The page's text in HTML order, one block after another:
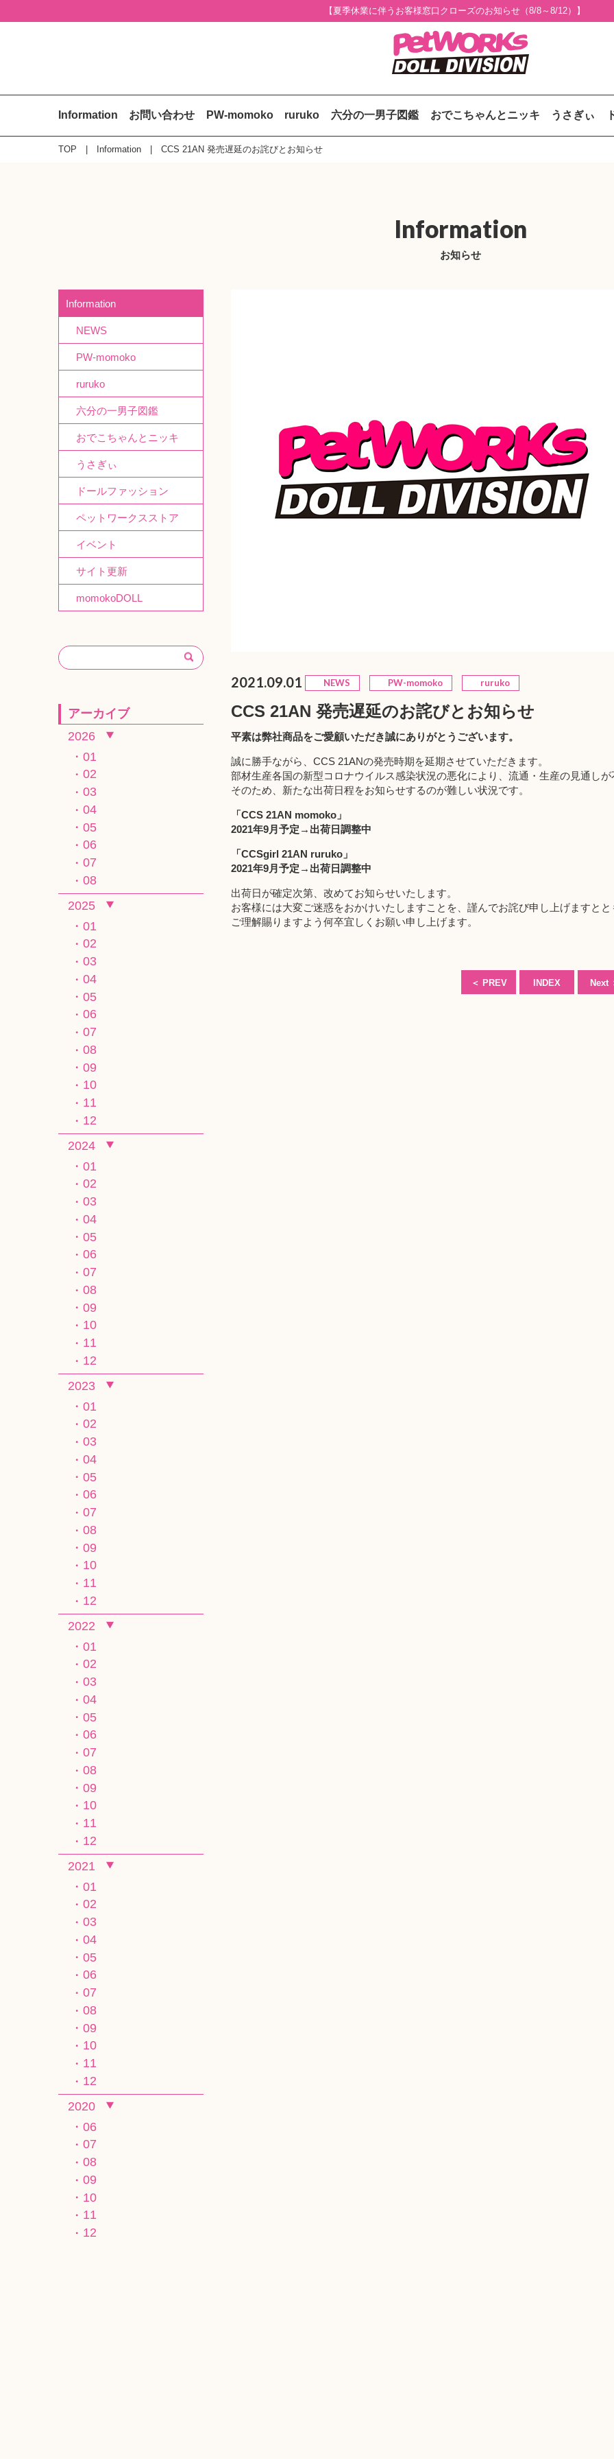
【夏季休業に伴うお客様窓口クローズのお知らせ（8/8～8/12）】
Information お問い合わせ PW-momoko ruruko 六分の一男子図鑑 おでこちゃんとニッキ うさぎぃ
TOP Information CCS 21AN 発売遅延のお詫びとお知らせ
Information
お知らせ
2021.09.01 NEWS PW-momoko ruruko
CCS 21AN 発売遅延のお詫びとお知らせ
平素は弊社商品をご愛顧いただき誠にありがとうございます。
誠に勝手ながら、CCS 21ANの発売時期を延期させていただきます。
部材生産各国の新型コロナウイルス感染状況の悪化により、流通・生産の見通しが
そのため、新たな出荷日程をお知らせするのが難しい状況です。
「CCS 21AN momoko」
2021年9月予定→出荷日調整中
「CCSgirl 21AN ruruko」
2021年9月予定→出荷日調整中
出荷日が確定次第、改めてお知らせいたします。
お客様には大変ご迷惑をおかけいたしますことを、謹んでお詫び申し上げますとと
ご理解賜りますよう何卒宜しくお願い申し上げます。
＜ PREV INDEX Next
Information
NEWS
PW-momoko
ruruko
六分の一男子図鑑
おでこちゃんとニッキ
うさぎぃ
ドールファッション
ペットワークスストア
イベント
サイト更新
momokoDOLL
アーカイブ
2026
01
02
03
04
05
06
07
08
2025
01
02
03
04
05
06
07
08
09
10
11
12
2024
01
02
03
04
05
06
07
08
09
10
11
12
2023
01
02
03
04
05
06
07
08
09
10
11
12
2022
01
02
03
04
05
06
07
08
09
10
11
12
2021
01
02
03
04
05
06
07
08
09
10
11
12
2020
06
07
08
09
10
11
12